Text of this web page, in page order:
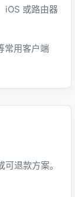
iOS 或路由器
常用客户端
退款方案。